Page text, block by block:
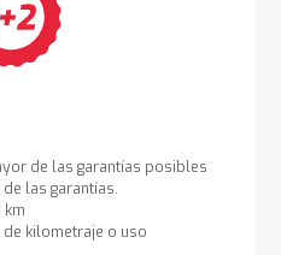
de las garantías posibles
de las garantías.
kilometraje o uso